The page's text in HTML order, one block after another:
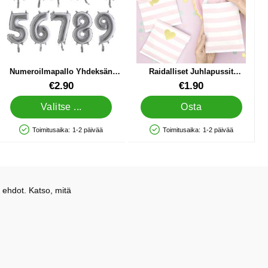
Numeroilmapallo Yhdeksän
Hopea Mini
Tuote.nro 10732€2.90
Valitse ...
Saatavuus: Varastossa
Toimitusaika: 1-2 päivää
Raidalliset Juhlapussit
Vaaleanpunainen
Tuote.nro 25930€1.90
Osta
Saatavuus: Varastossa
Toimitusaika: 1-2 päivää
Katso, mitä